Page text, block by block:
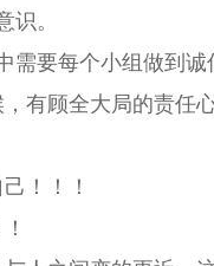
。
需要每个小组做到
有顾全大局的责任
！！！